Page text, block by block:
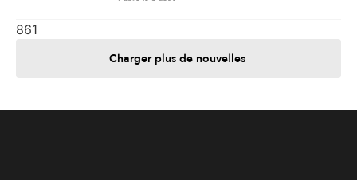
861
Charger plus de nouvelles